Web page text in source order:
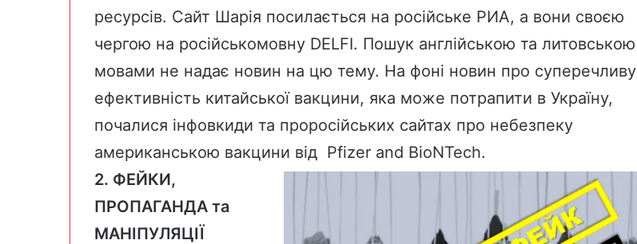
ресурсів. Сайт Шарія посилається на російське РИА, а вони своєю
чергою на російськомовну DELFI. Пошук англійською та литовською
мовами не надає новин на цю тему. На фоні новин про суперечливу
ефективність китайської вакцини, яка може потрапити в Україну,
почалися інфовкиди та проросійських сайтах про небезпеку
американською вакцини від Pfizer and BioNTech.
2. ФЕЙКИ,
ПРОПАГАНДА та
МАНІПУЛЯЦІЇ